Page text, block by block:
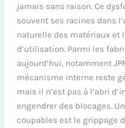
jamais sans raison. Ce
souvent ses racines dans
naturelle des matériaux et
d’utilisation. Parmi les
aujourd’hui, notamment
mécanisme interne reste
mais il n’est pas à l’abri
engendrer des blocages.
coupables est le grippage